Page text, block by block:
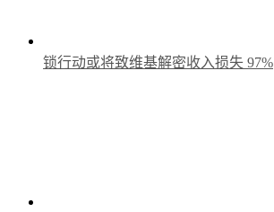
锁行动或将致维基解密收入损失 97%